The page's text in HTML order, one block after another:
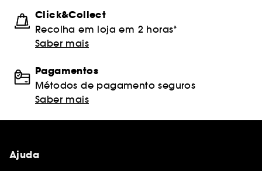
Click&Collect
Recolha em loja em 2 horas*
Saber mais
Pagamentos
Métodos de pagamento seguros
Saber mais
Ajuda